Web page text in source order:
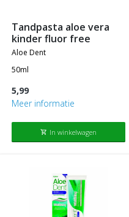
tandpasta aloe vera
kinder fluor free
aloe dent
50ml
5,99
Meer informatie
shopping_cart In winkelwagen